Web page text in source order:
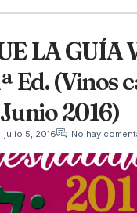
LA GUÍA
Ed. (Vinos
2016)
julio 5, 2016
No hay